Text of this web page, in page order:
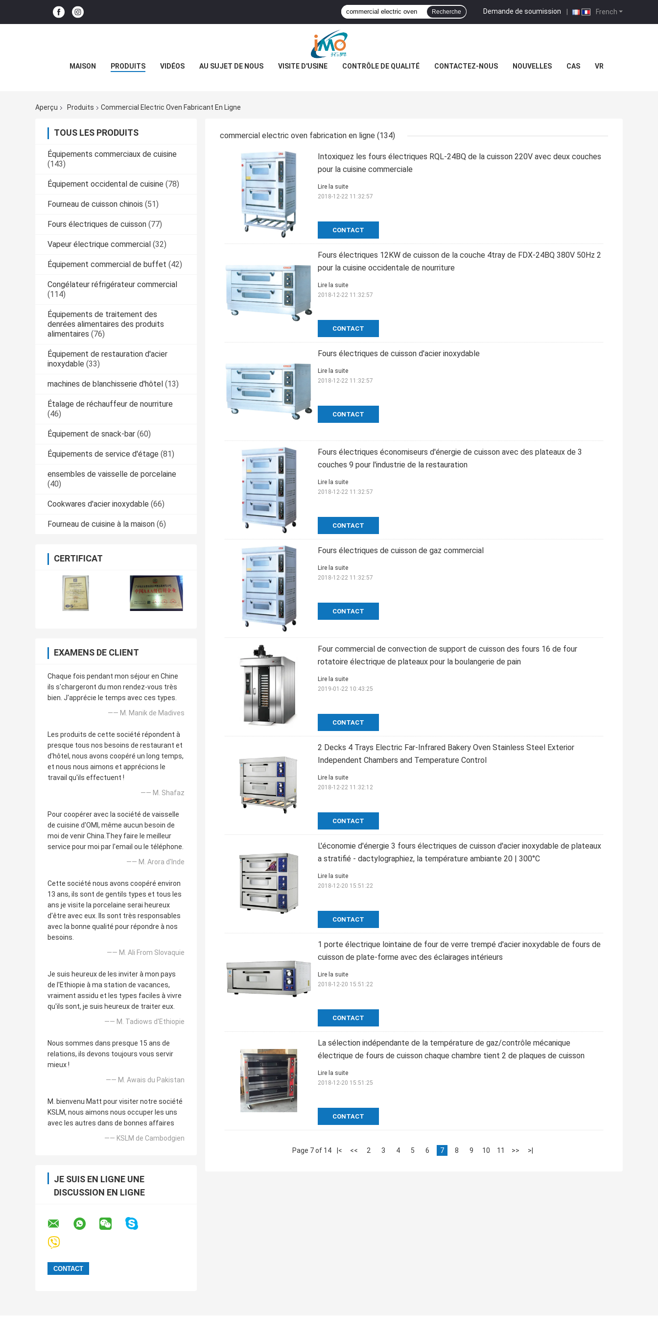
French
Demande de soumission |
Recherche
MAISON PRODUITS VIDÉOS AU SUJET DE NOUS VISITE D'USINE CONTRÔLE DE QUALITÉ CONTACTEZ-NOUS NOUVELLES CAS VR
Aperçu Produits Commercial Electric Oven Fabricant En Ligne
TOUS LES PRODUITS
Équipements commerciaux de cuisine
(143)
Équipement occidental de cuisine (78)
Fourneau de cuisson chinois (51)
Fours électriques de cuisson (77)
Vapeur électrique commercial (32)
Équipement commercial de buffet (42)
Congélateur réfrigérateur commercial
(114)
Équipements de traitement des
denrées alimentaires des produits
alimentaires (76)
Équipement de restauration d'acier
inoxydable (33)
machines de blanchisserie d'hôtel (13)
Étalage de réchauffeur de nourriture
(46)
Équipement de snack-bar (60)
Équipements de service d'étage (81)
ensembles de vaisselle de porcelaine
(40)
Cookwares d'acier inoxydable (66)
Fourneau de cuisine à la maison (6)
CERTIFICAT
EXAMENS DE CLIENT
Chaque fois pendant mon séjour en Chine
ils s'chargeront du mon rendez-vous très
bien. J'apprécie le temps avec ces types.
—— M. Manik de Madives
Les produits de cette société répondent à
presque tous nos besoins de restaurant et
d'hôtel, nous avons coopéré un long temps,
et nous nous aimons et apprécions le
travail qu'ils effectuent !
—— M. Shafaz
Pour coopérer avec la société de vaisselle
de cuisine d'OMI, même aucun besoin de
moi de venir China.They faire le meilleur
service pour moi par l'email ou le téléphone.
—— M. Arora d'Inde
Cette société nous avons coopéré environ
13 ans, ils sont de gentils types et tous les
ans je visite la porcelaine serai heureux
d'être avec eux. Ils sont très responsables
avec la bonne qualité pour répondre à nos
besoins.
—— M. Ali From Slovaquie
Je suis heureux de les inviter à mon pays
de l'Ethiopie à ma station de vacances,
vraiment assidu et les types faciles à vivre
qu'ils sont, je suis heureux de traiter eux.
—— M. Tadiows d'Ethiopie
Nous sommes dans presque 15 ans de
relations, ils devons toujours vous servir
mieux !
—— M. Awais du Pakistan
M. bienvenu Matt pour visiter notre société
KSLM, nous aimons nous occuper les uns
avec les autres dans de bonnes affaires
—— KSLM de Cambodgien
JE SUIS EN LIGNE UNE
DISCUSSION EN LIGNE
commercial electric oven fabrication en ligne (134)
Intoxiquez les fours électriques RQL-24BQ de la cuisson 220V avec deux couches
pour la cuisine commerciale
CONTACT
Lire la suite
2018-12-22 11:32:57
Fours électriques 12KW de cuisson de la couche 4tray de FDX-24BQ 380V 50Hz 2
pour la cuisine occidentale de nourriture
CONTACT
Lire la suite
2018-12-22 11:32:57
Fours électriques de cuisson d'acier inoxydable
CONTACT
Lire la suite
2018-12-22 11:32:57
Fours électriques économiseurs d'énergie de cuisson avec des plateaux de 3
couches 9 pour l'industrie de la restauration
CONTACT
Lire la suite
2018-12-22 11:32:57
Fours électriques de cuisson de gaz commercial
CONTACT
Lire la suite
2018-12-22 11:32:57
Four commercial de convection de support de cuisson des fours 16 de four
rotatoire électrique de plateaux pour la boulangerie de pain
CONTACT
Lire la suite
2019-01-22 10:43:25
2 Decks 4 Trays Electric Far-Infrared Bakery Oven Stainless Steel Exterior
Independent Chambers and Temperature Control
CONTACT
Lire la suite
2018-12-22 11:32:12
L'économie d'énergie 3 fours électriques de cuisson d'acier inoxydable de plateaux
a stratifié - dactylographiez, la température ambiante 20 | 300°C
CONTACT
Lire la suite
2018-12-20 15:51:22
1 porte électrique lointaine de four de verre trempé d'acier inoxydable de fours de
cuisson de plate-forme avec des éclairages intérieurs
CONTACT
Lire la suite
2018-12-20 15:51:22
La sélection indépendante de la température de gaz/contrôle mécanique
électrique de fours de cuisson chaque chambre tient 2 de plaques de cuisson
CONTACT
Lire la suite
2018-12-20 15:51:25
Page 7 of 14 |< << 2 3 4 5 6 7 8 9 10 11 >> >|